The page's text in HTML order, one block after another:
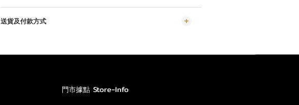
送貨及付款方式
門市據點 Store-Info